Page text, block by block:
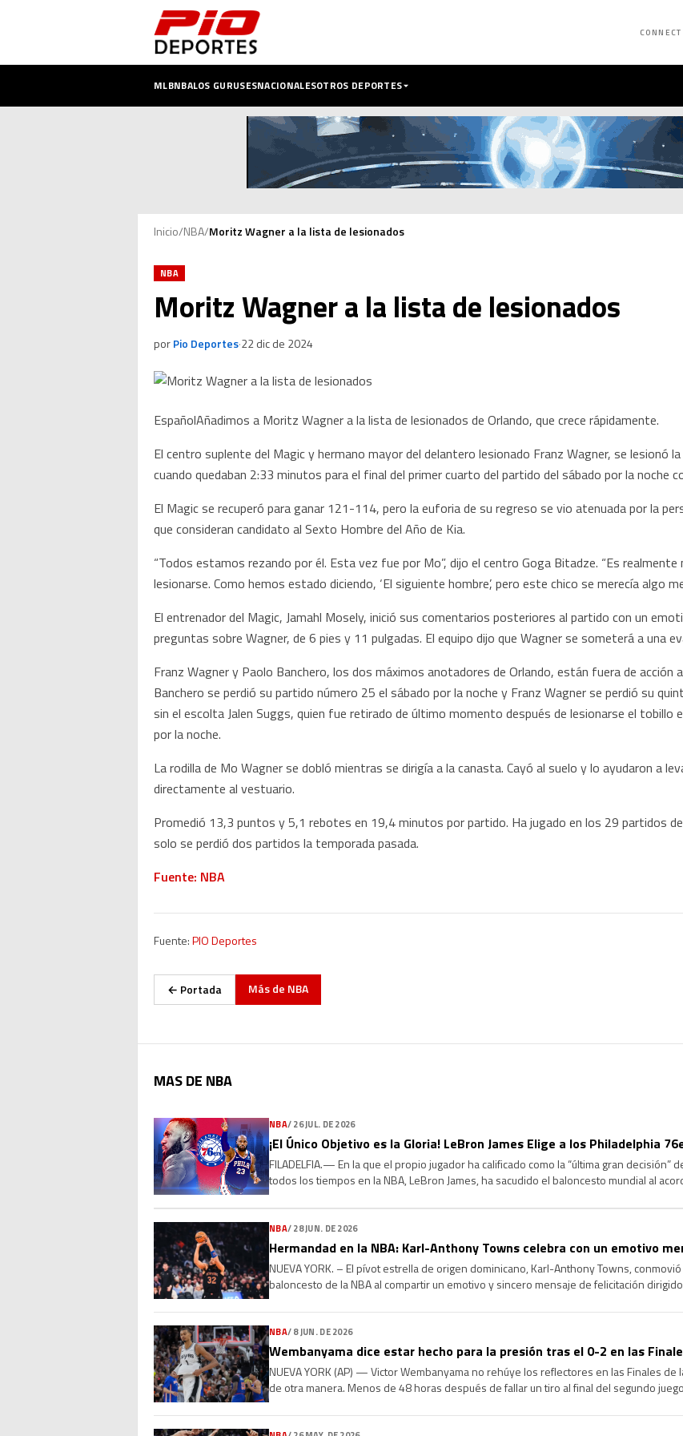
MLBNBALOS GURUSESNACIONALESOTROS DEPORTES
Inicio/NBA/Moritz Wagner a la lista de lesionados
NBA
Moritz Wagner a la lista de lesionados
porPio Deportes·22 dic de 2024
EspañolAñadimos a Moritz Wagner a la lista de lesionados de Orlando, que crece rápidamente.
El centro suplente del Magic y hermano mayor del delantero lesionado Franz Wagner, se lesionó
cuando quedaban 2:33 minutos para el final del primer cuarto del partido del sábado por la noche
El Magic se recuperó para ganar 121-114, pero la euforia de su regreso se vio atenuada por la
que consideran candidato al Sexto Hombre del Año de Kia.
“Todos estamos rezando por él. Esta vez fue por Mo”, dijo el centro Goga Bitadze. “Es
lesionarse. Como hemos estado diciendo, ‘El siguiente hombre’, pero este chico se merecía algo
El entrenador del Magic, Jamahl Mosely, inició sus comentarios posteriores al partido con un
preguntas sobre Wagner, de 6 pies y 11 pulgadas. El equipo dijo que Wagner se someterá a una
Franz Wagner y Paolo Banchero, los dos máximos anotadores de Orlando, están fuera de acción
Banchero se perdió su partido número 25 el sábado por la noche y Franz Wagner se perdió su
sin el escolta Jalen Suggs, quien fue retirado de último momento después de lesionarse el tobillo
por la noche.
La rodilla de Mo Wagner se dobló mientras se dirigía a la canasta. Cayó al suelo y lo ayudaron a
directamente al vestuario.
Promedió 13,3 puntos y 5,1 rebotes en 19,4 minutos por partido. Ha jugado en los 29 partidos
solo se perdió dos partidos la temporada pasada.
Fuente: NBA
Fuente:PIO Deportes
← Portada Más de NBA
MAS DE NBA
NBA/26 JUL. DE 2026
¡El Único Objetivo es la Gloria! LeBron James Elige a los Philadelphia
FILADELFIA.— En la que el propio jugador ha calificado como la “última gran decisión”
todos los tiempos en la NBA, LeBron James, ha sacudido el baloncesto mundial al
NBA/28 JUN. DE 2026
Hermandad en la NBA: Karl-Anthony Towns celebra con un emotivo
NUEVA YORK. – El pívot estrella de origen dominicano, Karl-Anthony Towns,
baloncesto de la NBA al compartir un emotivo y sincero mensaje de felicitación
NBA/8 JUN. DE 2026
Wembanyama dice estar hecho para la presión tras el 0-2 en las
NUEVA YORK (AP) — Victor Wembanyama no rehúye los reflectores en las Finales
de otra manera. Menos de 48 horas después de fallar un tiro al final del segundo